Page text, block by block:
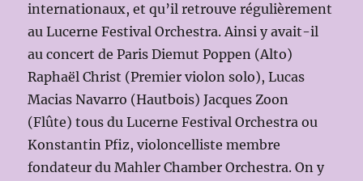
internationaux, et qu’il retrouve régulièrement
au Lucerne Festival Orchestra. Ainsi y avait-il
au concert de Paris Diemut Poppen (Alto)
Raphaël Christ (Premier violon solo), Lucas
Macias Navarro (Hautbois) Jacques Zoon
(Flûte) tous du Lucerne Festival Orchestra ou
Konstantin Pfiz, violoncelliste membre
fondateur du Mahler Chamber Orchestra. On y